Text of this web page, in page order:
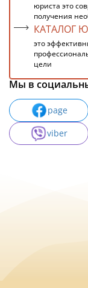
юриста это
получения
КАТАЛОГ
это
цели
Мы в
page
viber